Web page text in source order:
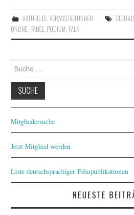
AKTUELLES, VERANSTALTUNGEN
ONLINE PANEL PODIUM ,TALK
nach:
Mitgliedersuche
Jetzt Mitglied werden
Liste deutschsprachiger Filmpublikationen
NEUESTE